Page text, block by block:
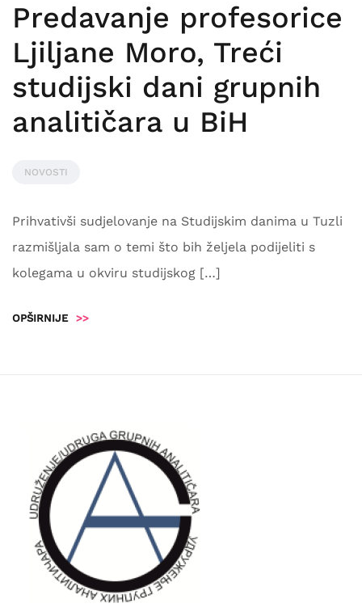
Predavanje profesorice
Ljiljane Moro, Treći
studijski dani grupnih
analitičara u BiH
NOVOSTI
Prihvativši sudjelovanje na Studijskim danima u Tuzli
razmišljala sam o temi što bih željela podijeliti s
kolegama u okviru studijskog […]
OPŠIRNIJE >>